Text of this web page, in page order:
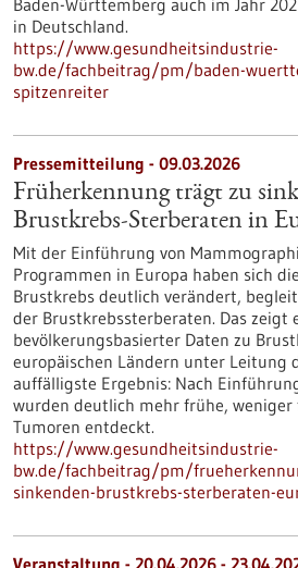
Baden-Württemberg auch im Jahr
in Deutschland.
https://www.gesundheitsindustrie-
bw.de/fachbeitrag/pm/baden-
spitzenreiter
Pressemitteilung - 09.03.2026
Früherkennung trägt zu
Brustkrebs-Sterberaten in
Mit der Einführung von
Programmen in Europa haben sich
Brustkrebs deutlich verändert,
der Brustkrebssterberaten. Das zeigt
bevölkerungsbasierter Daten zu
europäischen Ländern unter Leitung
auffälligste Ergebnis: Nach
wurden deutlich mehr frühe,
Tumoren entdeckt.
https://www.gesundheitsindustrie-
bw.de/fachbeitrag/pm/
sinkenden-brustkrebs-sterberaten-
Veranstaltung - 20.04.2026 -